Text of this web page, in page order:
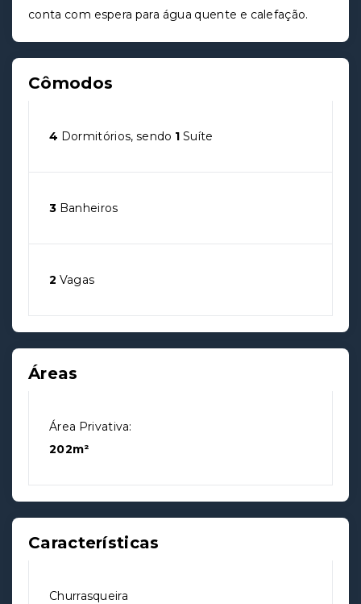
conta com espera para água quente e calefação.
Cômodos
4 Dormitórios, sendo 1 Suíte
3 Banheiros
2 Vagas
Áreas
Área Privativa:
202m²
Características
Churrasqueira